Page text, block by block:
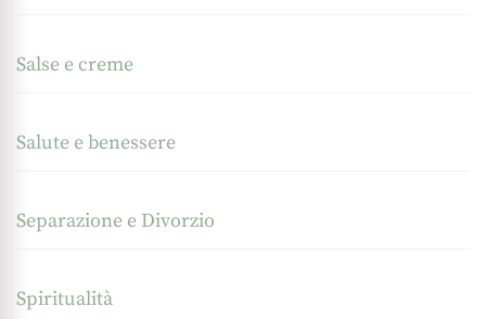
Salse e creme
Salute e benessere
Separazione e Divorzio
Spiritualità